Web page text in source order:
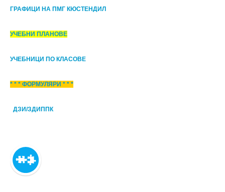
ГРАФИЦИ НА ПМГ КЮСТЕНДИЛ
УЧЕБНИ ПЛАНОВЕ
УЧЕБНИЦИ ПО КЛАСОВЕ
* * * ФОРМУЛЯРИ * * *
ДЗИ/ЗДИППК